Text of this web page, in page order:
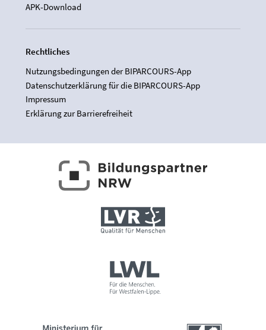
APK-Download
Rechtliches
Nutzungsbedingungen der BIPARCOURS-App
Datenschutzerklärung für die BIPARCOURS-App
Impressum
Erklärung zur Barrierefreiheit